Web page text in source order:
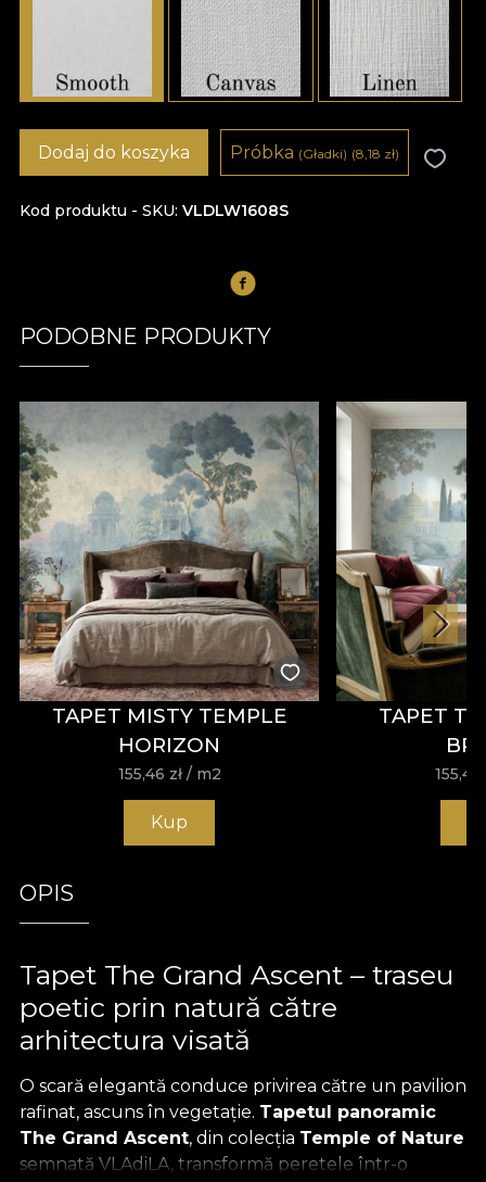
Kod produktu - SKU VLDLW1608S
Dodaj do koszyka Próbka (Gładki) (8,18 zł)
PODOBNE PRODUKTY
TAPET MISTY TEMPLE
HORIZON
155,46 zł / m2
Kup
TAPET
155,46
OPIS
Tapet The Grand Ascent – traseu
poetic prin natură către
arhitectura visată
O scară elegantă conduce privirea către un pavilion
rafinat, ascuns în vegetație. Tapetul panoramic
The Grand Ascent, din colecția Temple of Nature
semnată VLAdiLA, transformă peretele într-o